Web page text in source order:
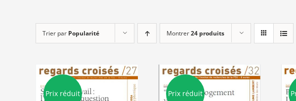
Trier par Popularité Montrer24 produits
Prix réduit Prix réduit